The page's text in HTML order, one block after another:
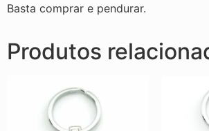
Basta comprar e pendurar.
Produtos